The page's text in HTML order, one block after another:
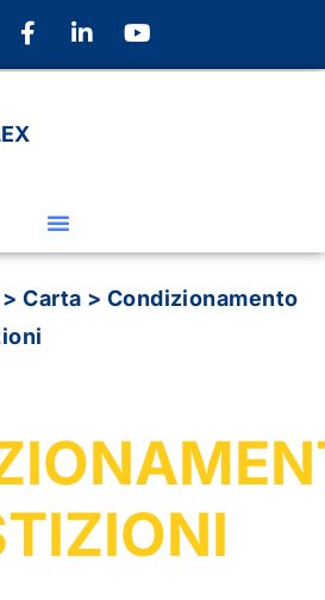
>Carta > Condizionamento